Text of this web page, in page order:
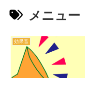
メニュー
効果音